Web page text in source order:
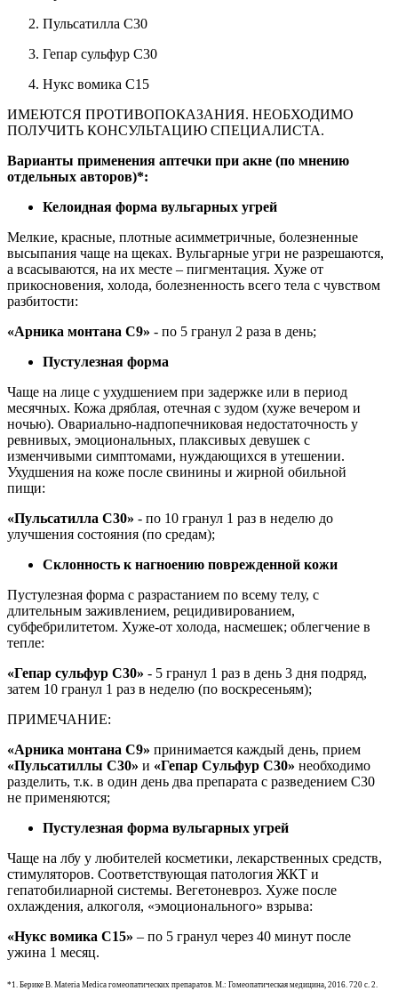
Пульсатилла С30
Гепар сульфур С30
Нукс вомика С15
ИМЕЮТСЯ ПРОТИВОПОКАЗАНИЯ. НЕОБХОДИМО
ПОЛУЧИТЬ КОНСУЛЬТАЦИЮ СПЕЦИАЛИСТА.
Варианты применения аптечки при акне (по мнению
отдельных авторов)*:
Келоидная форма вульгарных угрей
Мелкие, красные, плотные асимметричные, болезненные
высыпания чаще на щеках. Вульгарные угри не разрешаются,
а всасываются, на их месте – пигментация. Хуже от
прикосновения, холода, болезненность всего тела с чувством
разбитости:
«Арника монтана С9» - по 5 гранул 2 раза в день;
Пустулезная форма
Чаще на лице с ухудшением при задержке или в период
месячных. Кожа дряблая, отечная с зудом (хуже вечером и
ночью). Овариально-надпопечниковая недостаточность у
ревнивых, эмоциональных, плаксивых девушек с
изменчивыми симптомами, нуждающихся в утешении.
Ухудшения на коже после свинины и жирной обильной
пищи:
«Пульсатилла С30» - по 10 гранул 1 раз в неделю до
улучшения состояния (по средам);
Склонность к нагноению поврежденной кожи
Пустулезная форма с разрастанием по всему телу, с
длительным заживлением, рецидивированием,
субфебрилитетом. Хуже-от холода, насмешек; облегчение в
тепле:
«Гепар сульфур С30» - 5 гранул 1 раз в день 3 дня подряд,
затем 10 гранул 1 раз в неделю (по воскресеньям);
ПРИМЕЧАНИЕ:
«Арника монтана C9» принимается каждый день, прием
«Пульсатиллы С30» и «Гепар Сульфур С30» необходимо
разделить, т.к. в один день два препарата с разведением С30
не применяются;
Пустулезная форма вульгарных угрей
Чаще на лбу у любителей косметики, лекарственных средств,
стимуляторов. Соответствующая патология ЖКТ и
гепатобилиарной системы. Вегетоневроз. Хуже после
охлаждения, алкоголя, «эмоционального» взрыва:
«Нукс вомика С15» – по 5 гранул через 40 минут после
ужина 1 месяц.
*1. Берике В. Materia Medica гомеопатических препаратов. М.: Гомеопатическая медицина, 2016. 720 с. 2.